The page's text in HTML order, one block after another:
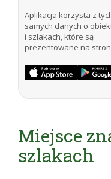
Aplikacja korzysta z
samych danych o
i szlakach, które są
prezentowane na
Miejsce
szlakach